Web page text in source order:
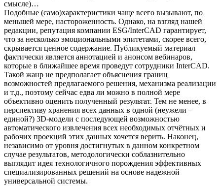
смысле)…
Подобные (само)характеристики чаще всего вызывают, по
меньшей мере, настороженность. Однако, на взгляд нашей
редакции, репутация компании ESG/InterCAD гарантирует,
что за несколько эмоциональными эпитетами, скорее всего,
скрывается ценное содержание. Публикуемый материал
фактически является аннотацией и анонсом вебинаров,
которые в ближайшее время проведут сотрудники InterCAD.
Такой жанр не предполагает объяснения границ
возможностей предлагаемого решения, механизма реализации
и т.д., поэтому сейчас едва ли можно в полной мере
объективно оценить полученный результат. Тем не менее, в
перспективу хранения всех данных в одной (неужели –
единой?) 3D-модели с последующей возможностью
автоматического извлечения всех необходимых отчётных и
рабочих проекций этих данных хочется верить. Наконец,
независимо от уровня достигнутых в данном конкретном
случае результатов, методологически соблазнительно
выглядит идея технологичного порождения эффективных
специализированных решений на основе надежной
универсальной системы.